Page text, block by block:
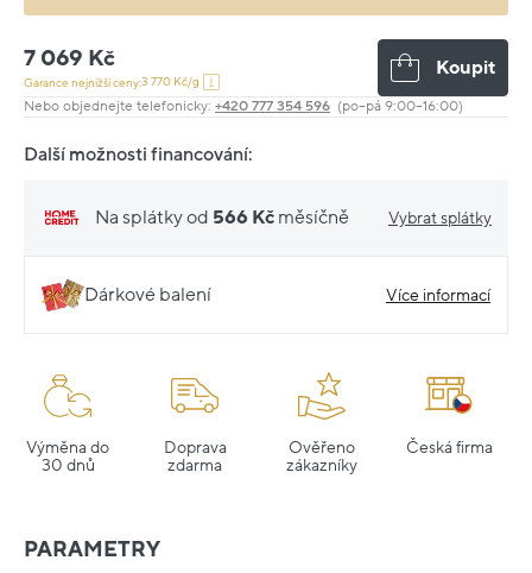
7 069 Kč
Garance nejnižší ceny:3 770 Kč/g
Koupit
Nebo objednejte telefonicky: +420 777 354 596 (po–pá 9:00–16:00)
Další možnosti financování:
Na splátky od 566 Kč měsíčně Vybrat splátky
Dárkové balení Více informací
Výměna do
30 dnů
Doprava
zdarma
Ověřeno
zákazníky
Česká firma
PARAMETRY